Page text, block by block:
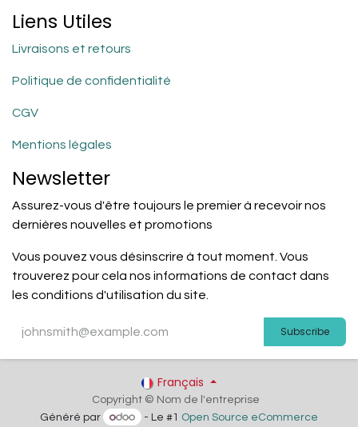
Liens Utiles
Livraisons et retours
Politique de confidentialité
CGV
Mentions légales
Newsletter
Assurez-vous d'être toujours le premier à recevoir nos
dernières nouvelles et promotions
Vous pouvez vous désinscrire à tout moment. Vous
trouverez pour cela nos informations de contact dans
les conditions d'utilisation du site.
Subscribe
Copyright © Nom de l'entreprise
Français
Généré par - Le #1 Open Source eCommerce